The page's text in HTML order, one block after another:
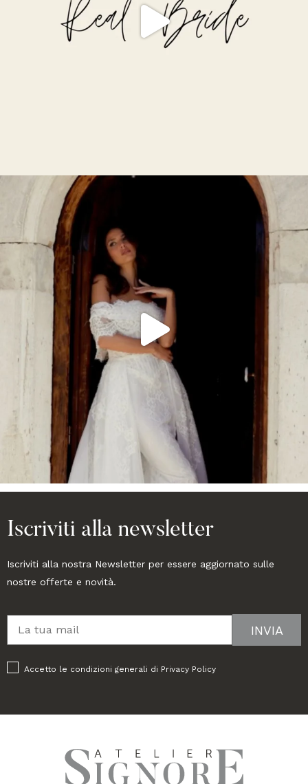
Iscriviti alla newsletter
Iscriviti alla nostra Newsletter per essere aggiornato sulle
nostre offerte e novità.
Accetto le condizioni generali di Privacy Policy